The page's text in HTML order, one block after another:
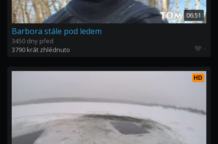
06:51
Barbora stále pod ledem
3450 dny před
3790 krát zhlédnuto
-
HD